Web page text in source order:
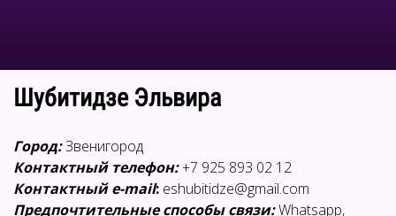
Шубитидзе Эльвира
Город:Звенигород
Контактный телефон:+7 925 893 02 12
Контактный e-mail: eshubitidze@gmail.com
Предпочтительные способы связи:Whatsapp,